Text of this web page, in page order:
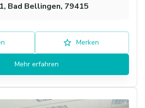
Bad Bellingen, 79415
Merken
Mehr erfahren